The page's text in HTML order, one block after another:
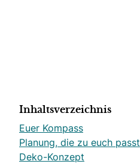
Inhaltsverzeichnis
Euer Kompass
Planung, die zu euch passt
Deko-Konzept